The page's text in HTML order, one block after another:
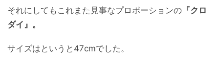
それにしてもこれまた見事なプロポーションの 『クロ
ダイ』。
サイズはというと47cmでした。